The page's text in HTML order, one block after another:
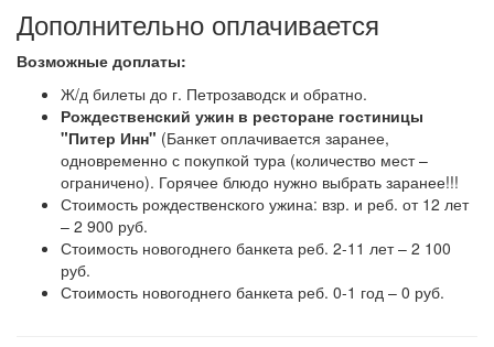
Дополнительно оплачивается
Возможные доплаты:
Ж/д билеты до г. Петрозаводск и обратно.
Рождественский ужин в ресторане гостиницы
"Питер Инн" (Банкет оплачивается заранее,
одновременно с покупкой тура (количество мест –
ограничено). Горячее блюдо нужно выбрать заранее!!!
Стоимость рождественского ужина: взр. и реб. от 12 лет
– 2 900 руб.
Стоимость новогоднего банкета реб. 2-11 лет – 2 100
руб.
Стоимость новогоднего банкета реб. 0-1 год – 0 руб.